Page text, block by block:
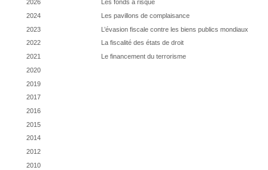
2026
2024
2023
2022
2021
2020
2019
2017
2016
2015
2014
2012
2010
Les fonds à risque
Les pavillons de complaisance
L’évasion fiscale contre les biens publics mondiaux
La fiscalité des états de droit
Le financement du terrorisme